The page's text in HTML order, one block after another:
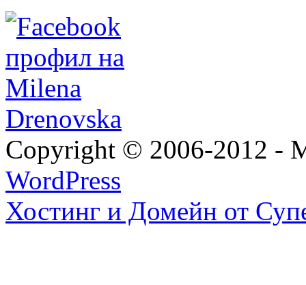
Copyright © 2006-2012 -
WordPress
Хостинг и Домейн от